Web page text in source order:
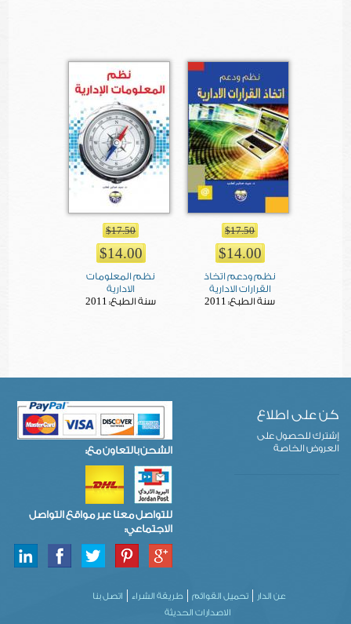
$17.50
$14.00
نظم ودعم اتخاذ
القرارات الادارية
سنة الطبع: 2011
$17.50
$14.00
نظم المعلومات
الادارية
سنة الطبع: 2011
كن على اطلاع
إشترك للحصول على
العروض الخاصة
الشحن بالتعاون مع:
للتواصل معنا عبر مواقع التواصل
الاجتماعي:
عن الدار تحميل القوائم طريقة الشراء
اتصل بنا
الاصدارات الحديثة